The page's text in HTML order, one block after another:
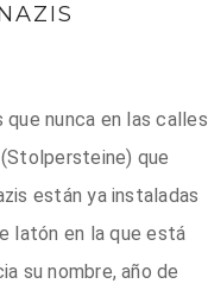
nunca en las calles
que
están ya instaladas
latón en la que está
su nombre, año de